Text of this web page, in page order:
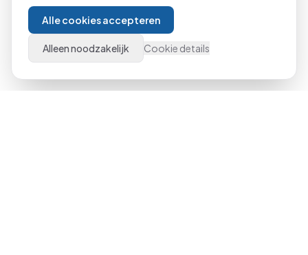
Alle cookies accepteren
Alleen noodzakelijk Cookie details